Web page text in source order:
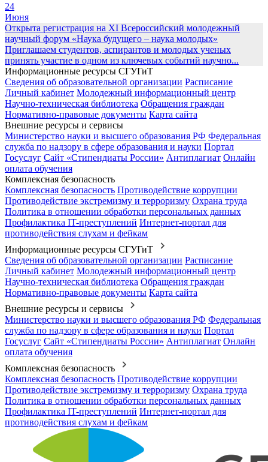
24
Июня
Открыта регистрация на XI Всероссийский молодежный
научный форум «Наука будущего – наука молодых»
Приглашаем студентов, аспирантов и молодых ученых
принять участие в одном из ключевых событий научно...
Информационные ресурсы СГУГиТ
Сведения об образовательной организации Расписание
Личный кабинет Молодежный информационный центр
Научно-техническая библиотека Обращения граждан
Нормативно-правовые документы Карта сайта
Внешние ресурсы и сервисы
Министерство науки и высшего образования РФ Федеральная
служба по надзору в сфере образования и науки Портал
Госуслуг Сайт «Стипендиаты России» Антиплагиат Онлайн
оплата обучения
Комплексная безопасность
Комплексная безопасность Противодействие коррупции
Противодействие экстремизму и терроризму Охрана труда
Политика в отношении обработки персональных данных
Профилактика IT-преступлений Интернет-портал для
противодействия слухам и фейкам
Информационные ресурсы СГУГиТ
Сведения об образовательной организации Расписание
Личный кабинет Молодежный информационный центр
Научно-техническая библиотека Обращения граждан
Нормативно-правовые документы Карта сайта
Внешние ресурсы и сервисы
Министерство науки и высшего образования РФ Федеральная
служба по надзору в сфере образования и науки Портал
Госуслуг Сайт «Стипендиаты России» Антиплагиат Онлайн
оплата обучения
Комплексная безопасность
Комплексная безопасность Противодействие коррупции
Противодействие экстремизму и терроризму Охрана труда
Политика в отношении обработки персональных данных
Профилактика IT-преступлений Интернет-портал для
противодействия слухам и фейкам